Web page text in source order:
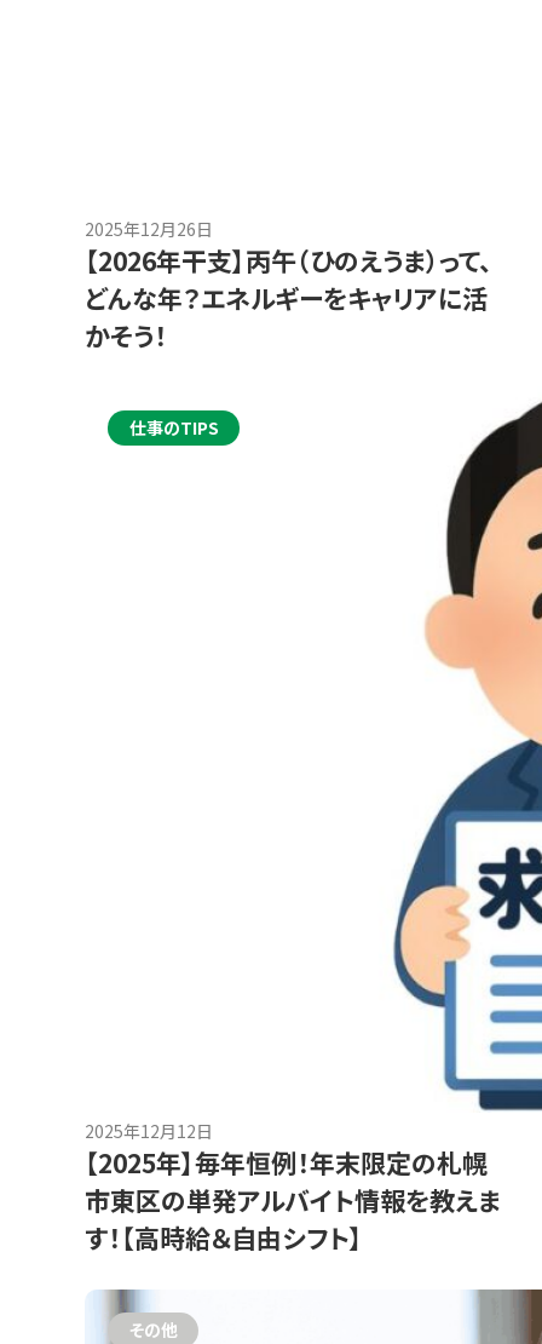
2025年12月26日
【2026年干支】丙午（ひのえうま）って、
どんな年？エネルギーをキャリアに活
かそう！
仕事のTIPS
2025年12月12日
【2025年】毎年恒例！年末限定の札幌
市東区の単発アルバイト情報を教えま
す！【高時給＆自由シフト】
その他